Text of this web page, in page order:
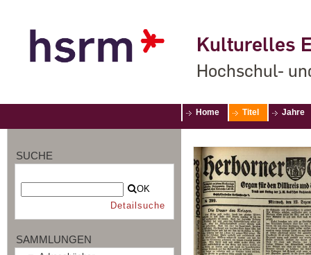
Kulturelles
Hochschul-
Home Titel Jahre
SUCHE
OK
Detailsuche
SAMMLUNGEN